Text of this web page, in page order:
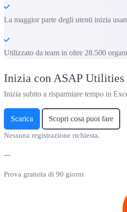
La maggior parte degli utenti inizia
Utilizzato da team in oltre 28.500
Inizia con ASAP Utilities
Inizia subito a risparmiare tempo in
Scarica Scopri cosa puoi fare
Nessuna registrazione richiesta.
Prova gratuita di 90 giorni